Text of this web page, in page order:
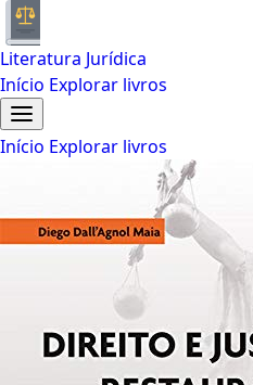
Literatura Jurídica
Início Explorar livros
Início Explorar livros